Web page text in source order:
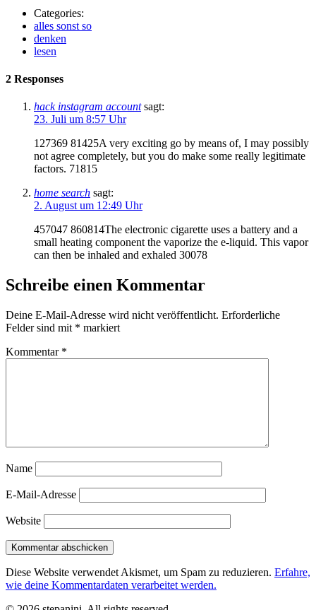
Categories:
alles sonst so
denken
lesen
2 Responses
hack instagram account sagt:
23. Juli um 8:57 Uhr
127369 81425A very exciting go by means of, I may possibly
not agree completely, but you do make some really legitimate
factors. 71815
home search sagt:
2. August um 12:49 Uhr
457047 860814The electronic cigarette uses a battery and a
small heating component the vaporize the e-liquid. This vapor
can then be inhaled and exhaled 30078
Schreibe einen Kommentar
Deine E-Mail-Adresse wird nicht veröffentlicht. Erforderliche
Felder sind mit * markiert
Kommentar *
Name
E-Mail-Adresse
Website
Diese Website verwendet Akismet, um Spam zu reduzieren. Erfahre,
wie deine Kommentardaten verarbeitet werden.